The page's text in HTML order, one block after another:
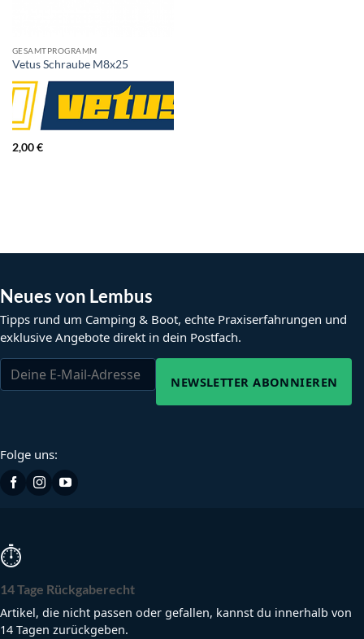
GESAMTPROGRAMM
Vetus Schraube M8x25
2,00€
Neues von Lembus
Tipps rund um Camping & Boot, echte Praxiserfahrungen und
exklusive Angebote direkt in dein Postfach.
NEWSLETTER ABONNIEREN
Folge uns:
⏱
14 Tage Rückgaberecht
Artikel, die nicht passen oder gefallen, kannst du innerhalb von
14 Tagen zurückgeben.